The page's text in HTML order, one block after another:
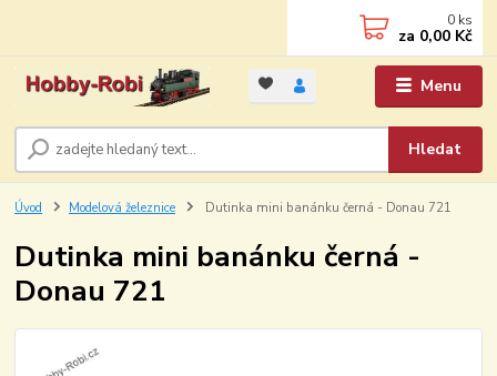
Menu
Hledat
0 ks
za 0,00 Kč
Úvod Modelová železnice Dutinka mini banánku černá - Donau 721
Dutinka mini banánku černá -
Donau 721